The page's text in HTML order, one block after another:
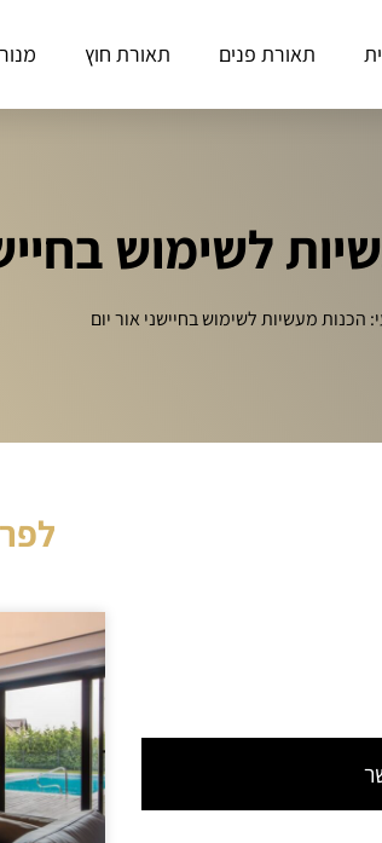
תאורת פנים תאורת חוץ
לשימוש
הכנות מעשיות לשימוש בחיישני אור יום